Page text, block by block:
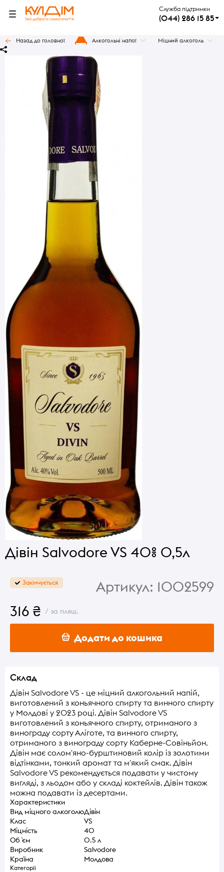
Служба підтримки
(044) 286 15 85
Назад до головної Алкогольні напої Міцний алкоголь
Дівін Salvodore VS 40% 0,5л
Закінчується Артикул: 1002599
316 ₴ / за пляш.
Додати до кошика
Склад
Дівін Salvodore VS - це міцний алкогольний напій,
виготовлений з коньячного спирту та винного спирту
у Молдові у 2023 році. Дівін Salvodore VS
виготовлений з коньячного спирту, отриманого з
винограду сорту Аліготе, та винного спирту,
отриманого з винограду сорту Каберне-Совіньйон.
Дівін має солом'яно-бурштиновий колір із золотими
відтінками, тонкий аромат та м'який смак. Дівін
Salvodore VS рекомендується подавати у чистому
вигляді, з льодом або у складі коктейлів. Дівін також
можна подавати із десертами.
Характеристики
Вид міцного алкоголюДівін
Клас
VS
Міцність
40
Об `єм
0.5 л
Виробник
Salvodore
Країна
Молдова
Категорії